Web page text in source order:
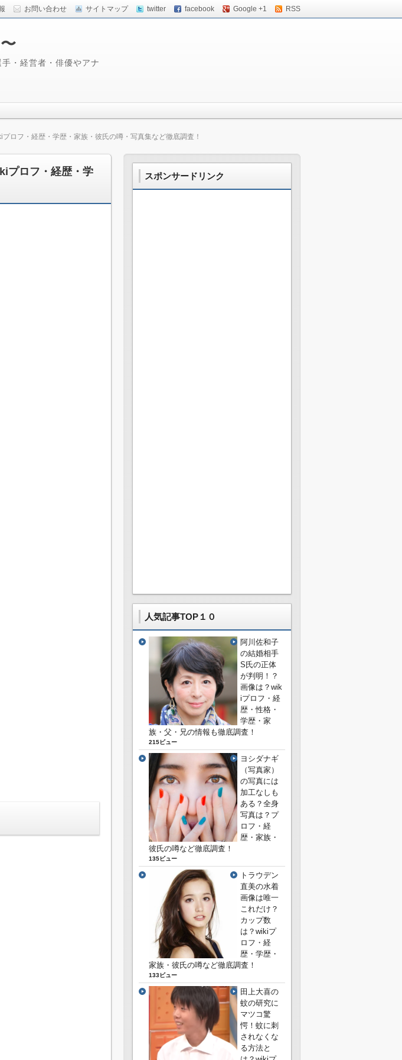
お問い合わせ サイトマップ twitter facebook Google +1 RSS
・経営者・俳優やアナ
ロフ・経歴・学歴・家族・彼氏の噂・写真集など徹底調査！
プロフ・経歴・学
スポンサードリンク
人気記事TOP１０
阿川佐和子
の結婚相手
S氏の正体
が判明！？
画像は？wik
iプロフ・経
歴・性格・
学歴・家
族・父・兄の情報も徹底調査！
215ビュー
ヨシダナギ
（写真家）
の写真には
加工なしも
ある？全身
写真は？プ
ロフ・経
歴・家族・
彼氏の噂など徹底調査！
135ビュー
トラウデン
直美の水着
画像は唯一
これだけ？
カップ数
は？wikiプ
ロフ・経
歴・学歴・
家族・彼氏の噂など徹底調査！
133ビュー
田上大喜の
蚊の研究に
マツコ驚
愕！蚊に刺
されなくな
る方法と